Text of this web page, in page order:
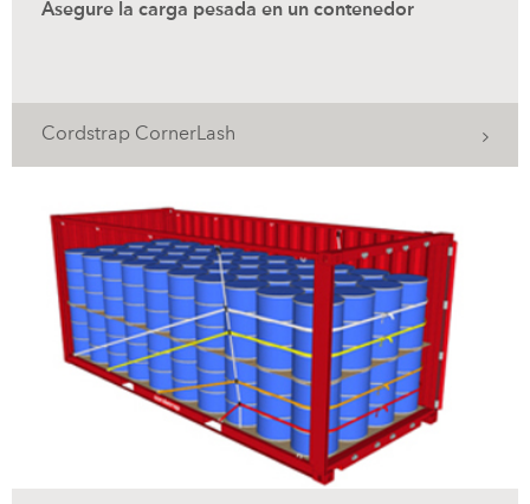
Asegure la carga pesada en un contenedor
Cordstrap CornerLash